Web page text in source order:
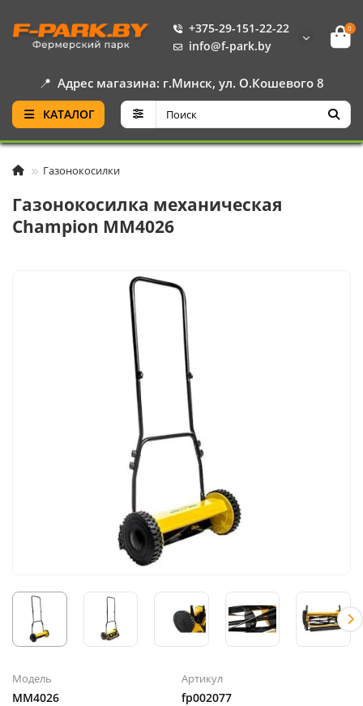
+375-29-151-22-22
info@f-park.by
0
📍 Адрес магазина: г.Минск, ул. О.Кошевого 8
КАТАЛОГ
Газонокосилки
Газонокосилка механическая
Champion MM4026
Модель
MM4026
Артикул
fp002077